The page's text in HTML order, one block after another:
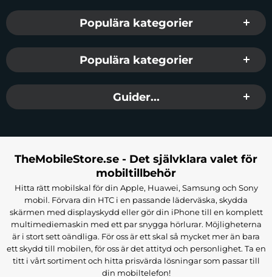
Populära kategorier
Populära kategorier
Guider...
TheMobileStore.se - Det självklara valet för
mobiltillbehör
Hitta rätt mobilskal för din Apple, Huawei, Samsung och Sony
mobil. Förvara din HTC i en passande läderväska, skydda
skärmen med displayskydd eller gör din iPhone till en komplett
multimediemaskin med ett par snygga hörlurar. Möjligheterna
är i stort sett oändliga. För oss är ett skal så mycket mer än bara
ett skydd till mobilen, för oss är det attityd och personlighet. Ta en
titt i vårt sortiment och hitta prisvärda lösningar som passar till
din mobiltelefon!